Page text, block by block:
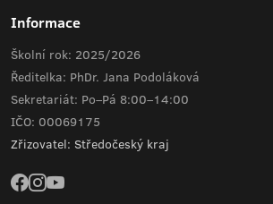
Informace
Školní rok: 2025/2026
Ředitelka: PhDr. Jana Podoláková
Sekretariát: Po–Pá 8:00–14:00
IČO: 00069175
Zřizovatel: Středočeský kraj